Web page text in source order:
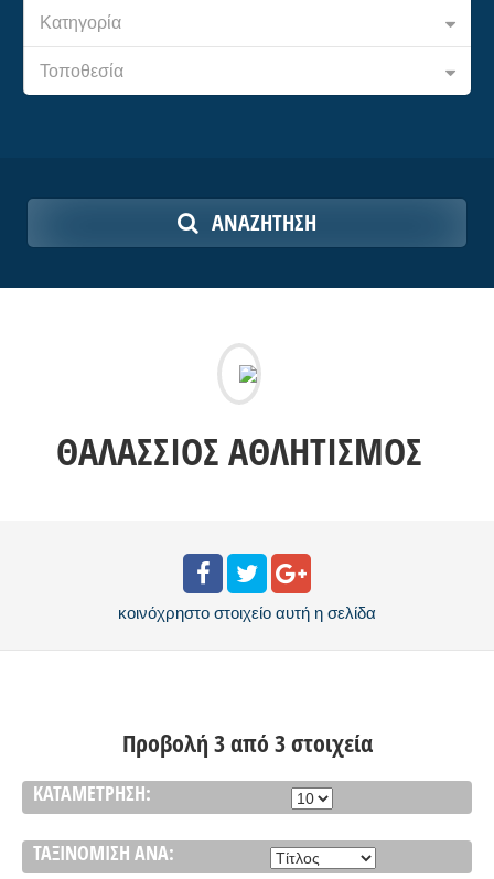
Κατηγορία
Τοποθεσία
ΑΝΑΖΉΤΗΣΗ
ΘΑΛΆΣΣΙΟΣ ΑΘΛΗΤΙΣΜΌΣ
κοινόχρηστο στοιχείο αυτή η σελίδα
Προβολή 3 από 3 στοιχεία
ΚΑΤΑΜΈΤΡΗΣΗ:
ΤΑΞΙΝΌΜΙΣΗ ΑΝΆ: